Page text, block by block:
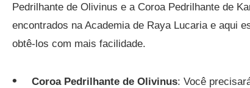
Pedrilhante de Olivinus e a Coroa Pedrilhante de
encontrados na Academia de Raya Lucaria e aqui
obtê-los com mais facilidade.
Coroa Pedrilhante de Olivinus: Você